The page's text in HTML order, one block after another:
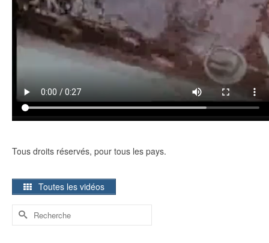
Tous droits réservés, pour tous les pays.
Toutes les vidéos
Rechercher :